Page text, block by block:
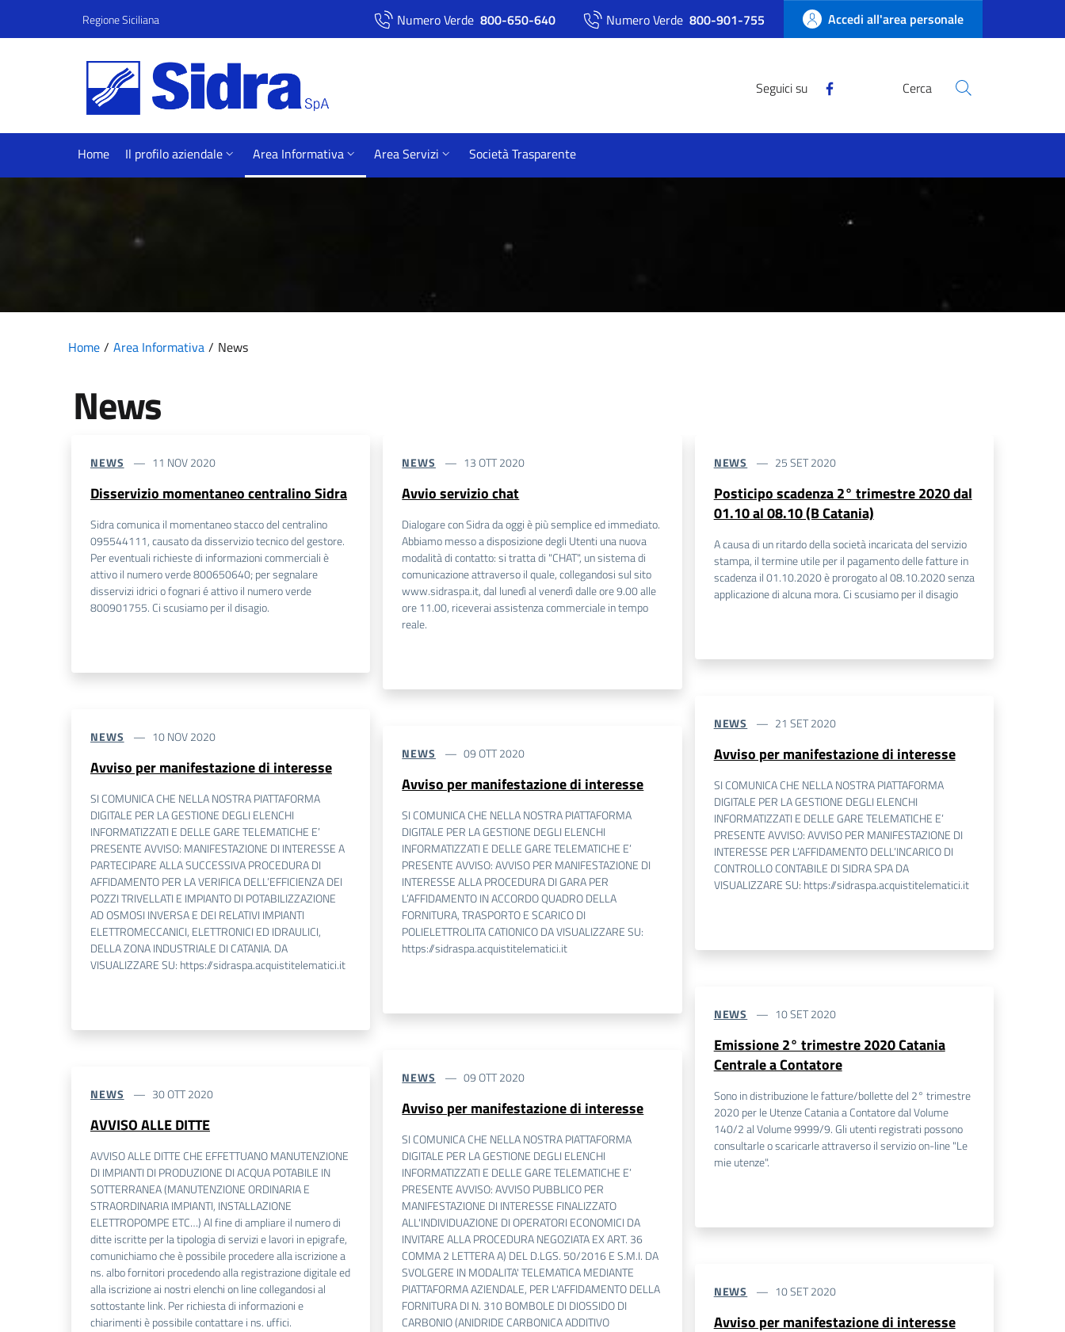
Vai al contenuto principale
Vai al menu principale
Regione Siciliana Numero Verde 800-650-640 Numero Verde 800-901-755 Accedi all'area personale
Seguici su Cerca
Home Il profilo aziendale Area Informativa Area Servizi Società Trasparente
Home Area Informativa News
News
NEWS 11 NOV 2020
Disservizio momentaneo centralino Sidra
Sidra comunica il momentaneo stacco del centralino
095544111, causato da disservizio tecnico del gestore.
Per eventuali richieste di informazioni commerciali è
attivo il numero verde 800650640; per segnalare
disservizi idrici o fognari é attivo il numero verde
800901755. Ci scusiamo per il disagio.
NEWS 10 NOV 2020
Avviso per manifestazione di interesse
SI COMUNICA CHE NELLA NOSTRA PIATTAFORMA
DIGITALE PER LA GESTIONE DEGLI ELENCHI
INFORMATIZZATI E DELLE GARE TELEMATICHE E’
PRESENTE AVVISO: MANIFESTAZIONE DI INTERESSE A
PARTECIPARE ALLA SUCCESSIVA PROCEDURA DI
AFFIDAMENTO PER LA VERIFICA DELL’EFFICIENZA DEI
POZZI TRIVELLATI E IMPIANTO DI POTABILIZZAZIONE
AD OSMOSI INVERSA E DEI RELATIVI IMPIANTI
ELETTROMECCANICI, ELETTRONICI ED IDRAULICI,
DELLA ZONA INDUSTRIALE DI CATANIA. DA
VISUALIZZARE SU: https://sidraspa.acquistitelematici.it
NEWS 30 OTT 2020
AVVISO ALLE DITTE
AVVISO ALLE DITTE CHE EFFETTUANO MANUTENZIONE
DI IMPIANTI DI PRODUZIONE DI ACQUA POTABILE IN
SOTTERRANEA (MANUTENZIONE ORDINARIA E
STRAORDINARIA IMPIANTI, INSTALLAZIONE
ELETTROPOMPE ETC…) Al fine di ampliare il numero di
ditte iscritte per la tipologia di servizi e lavori in epigrafe,
comunichiamo che è possibile procedere alla iscrizione a
ns. albo fornitori procedendo alla registrazione digitale ed
alla iscrizione ai nostri elenchi on line collegandosi al
sottostante link. Per richiesta di informazioni e
chiarimenti è possibile contattare i ns. uffici.
NEWS 13 OTT 2020
Avvio servizio chat
Dialogare con Sidra da oggi è più semplice ed immediato.
Abbiamo messo a disposizione degli Utenti una nuova
modalità di contatto: si tratta di "CHAT", un sistema di
comunicazione attraverso il quale, collegandosi sul sito
www.sidraspa.it, dal lunedì al venerdì dalle ore 9.00 alle
ore 11.00, riceverai assistenza commerciale in tempo
reale.
NEWS 09 OTT 2020
Avviso per manifestazione di interesse
SI COMUNICA CHE NELLA NOSTRA PIATTAFORMA
DIGITALE PER LA GESTIONE DEGLI ELENCHI
INFORMATIZZATI E DELLE GARE TELEMATICHE E’
PRESENTE AVVISO: AVVISO PER MANIFESTAZIONE DI
INTERESSE ALLA PROCEDURA DI GARA PER
L’AFFIDAMENTO IN ACCORDO QUADRO DELLA
FORNITURA, TRASPORTO E SCARICO DI
POLIELETTROLITA CATIONICO DA VISUALIZZARE SU:
https://sidraspa.acquistitelematici.it
NEWS 09 OTT 2020
Avviso per manifestazione di interesse
SI COMUNICA CHE NELLA NOSTRA PIATTAFORMA
DIGITALE PER LA GESTIONE DEGLI ELENCHI
INFORMATIZZATI E DELLE GARE TELEMATICHE E’
PRESENTE AVVISO: AVVISO PUBBLICO PER
MANIFESTAZIONE DI INTERESSE FINALIZZATO
ALL'INDIVIDUAZIONE DI OPERATORI ECONOMICI DA
INVITARE ALLA PROCEDURA NEGOZIATA EX ART. 36
COMMA 2 LETTERA A) DEL D.LGS. 50/2016 E S.M.I. DA
SVOLGERE IN MODALITA' TELEMATICA MEDIANTE
PIATTAFORMA AZIENDALE, PER L'AFFIDAMENTO DELLA
FORNITURA DI N. 310 BOMBOLE DI DIOSSIDO DI
CARBONIO (ANIDRIDE CARBONICA ADDITIVO
NEWS 25 SET 2020
Posticipo scadenza 2° trimestre 2020 dal
01.10 al 08.10 (B Catania)
A causa di un ritardo della società incaricata del servizio
stampa, il termine utile per il pagamento delle fatture in
scadenza il 01.10.2020 è prorogato al 08.10.2020 senza
applicazione di alcuna mora. Ci scusiamo per il disagio
NEWS 21 SET 2020
Avviso per manifestazione di interesse
SI COMUNICA CHE NELLA NOSTRA PIATTAFORMA
DIGITALE PER LA GESTIONE DEGLI ELENCHI
INFORMATIZZATI E DELLE GARE TELEMATICHE E’
PRESENTE AVVISO: AVVISO PER MANIFESTAZIONE DI
INTERESSE PER L’AFFIDAMENTO DELL’INCARICO DI
CONTROLLO CONTABILE DI SIDRA SPA DA
VISUALIZZARE SU: https://sidraspa.acquistitelematici.it
NEWS 10 SET 2020
Emissione 2° trimestre 2020 Catania
Centrale a Contatore
Sono in distribuzione le fatture/bollette del 2° trimestre
2020 per le Utenze Catania a Contatore dal Volume
140/2 al Volume 9999/9. Gli utenti registrati possono
consultarle o scaricarle attraverso il servizio on-line "Le
mie utenze".
NEWS 10 SET 2020
Avviso per manifestazione di interesse